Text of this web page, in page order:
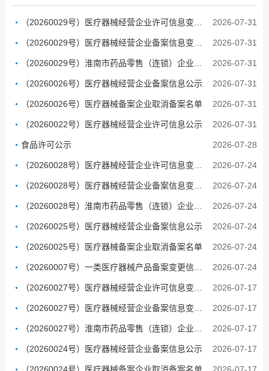
2026-07-31
2026-07-31
2026-07-31
（20260026号）医疗器械经营企业备案信息公示 2026-07-31
（20260026号）医疗器械备案企业取消备案名单 2026-07-31
（20260022号）医疗器械经营企业许可信息公示 2026-07-31
食品许可公示 2026-07-28
2026-07-24
2026-07-24
2026-07-24
（20260025号）医疗器械经营企业备案信息公示 2026-07-24
（20260025号）医疗器械备案企业取消备案名单 2026-07-24
2026-07-24
2026-07-17
2026-07-17
2026-07-17
（20260024号）医疗器械经营企业备案信息公示 2026-07-17